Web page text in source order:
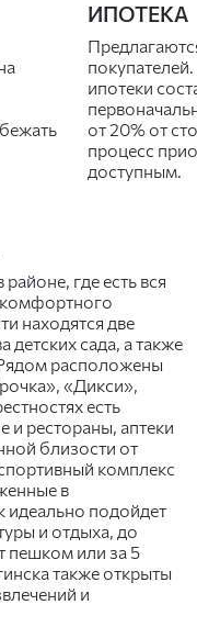
ИПОТЕКА
ипотеки
от 20% от
процесс
доступным.
где есть вся
находятся две
сада, а также
расположены
«Дикси»,
есть
и рестораны, аптеки
близости от
комплекс
в
подойдет
и отдыха, до
пешком или за 5
также открыты
и